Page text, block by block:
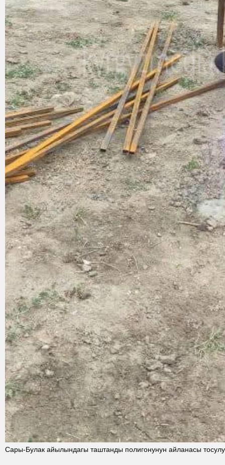
Сары-Булак айылындагы таштанды полигонунун айланасы